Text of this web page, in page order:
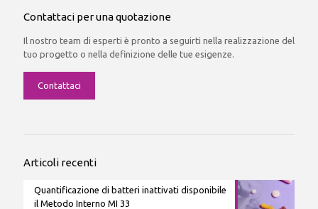
Contattaci per una quotazione
Il nostro team di esperti è pronto a seguirti nella realizzazione del
tuo progetto o nella definizione delle tue esigenze.
Contattaci
Articoli recenti
Quantificazione di batteri inattivati disponibile
il Metodo Interno MI 33